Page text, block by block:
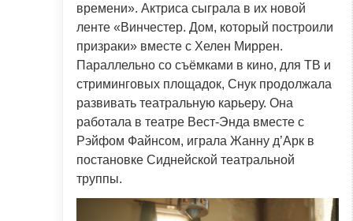
времени». Актриса сыграла в их новой
ленте «Винчестер. Дом, который построили
призраки» вместе с Хелен Миррен.
Параллельно со съёмками в кино, для ТВ и
стриминговых площадок, Снук продолжала
развивать театральную карьеру. Она
работала в театре Вест-Энда вместе с
Рэйфом Файнсом, играла Жанну д’Арк в
постановке Сиднейской театральной
труппы.